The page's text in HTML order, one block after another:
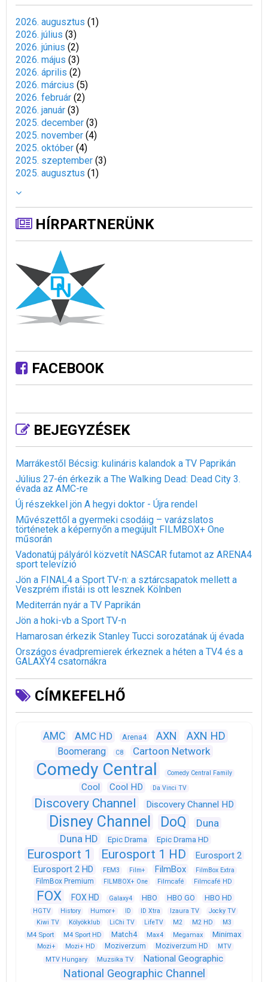
2026. augusztus (1)
2026. július (3)
2026. június (2)
2026. május (3)
2026. április (2)
2026. március (5)
2026. február (2)
2026. január (3)
2025. december (3)
2025. november (4)
2025. október (4)
2025. szeptember (3)
2025. augusztus (1)
HÍRPARTNERÜNK
FACEBOOK
BEJEGYZÉSEK
Marrákestől Bécsig: kulináris kalandok a TV Paprikán
Július 27-én érkezik a The Walking Dead: Dead City 3.
évada az AMC-re
Új részekkel jön A hegyi doktor - Újra rendel
Művészettől a gyermeki csodáig – varázslatos
történetek a képernyőn a megújult FILMBOX+ One
műsorán
Vadonatúj pályáról közvetít NASCAR futamot az ARENA4
sport televízió
Jön a FINAL4 a Sport TV-n: a sztárcsapatok mellett a
Veszprém ifistái is ott lesznek Kölnben
Mediterrán nyár a TV Paprikán
Jön a hoki-vb a Sport TV-n
Hamarosan érkezik Stanley Tucci sorozatának új évada
Országos évadpremierek érkeznek a héten a TV4 és a
GALAXY4 csatornákra
CÍMKEFELHŐ
AMC AMC HD Arena4 AXN AXN HD
Boomerang C8 Cartoon Network
Comedy Central Comedy Central Family
Cool Cool HD Da Vinci TV
Discovery Channel Discovery Channel HD
Disney Channel DoQ
Duna
Duna HD
Epic Drama Epic Drama HD
Eurosport 1 Eurosport 1 HD
Eurosport 2
Eurosport 2 HD
FEM3 Film+ FilmBox FilmBox Extra
FilmBox Premium FILMBOX+ One Filmcafé Filmcafé HD
FOX FOX HD Galaxy4 HBO HBO GO HBO HD
HGTV History Humor+ ID ID Xtra Izaura TV
Jocky TV
Kiwi TV
Kölyökklub LiChi TV LifeTV M2 M2 HD M3
M4 Sport M4 Sport HD Match4 Max4 Megamax Minimax
Mozi+ Mozi+ HD Moziverzum Moziverzum HD
MTV
MTV Hungary
Muzsika TV National Geographic
National Geographic Channel